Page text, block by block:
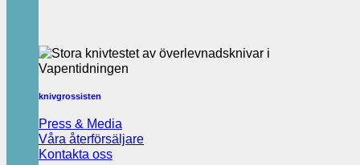
knivgrossisten
Press & Media
Våra återförsäljare
Kontakta oss